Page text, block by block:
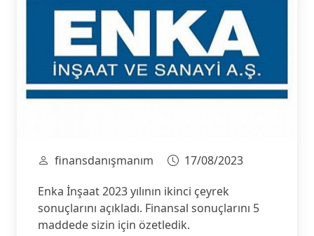
finansdanışmanım
17/08/2023
Enka İnşaat 2023 yılının ikinci çeyrek
sonuçlarını açıkladı. Finansal sonuçlarını 5
maddede sizin için özetledik.